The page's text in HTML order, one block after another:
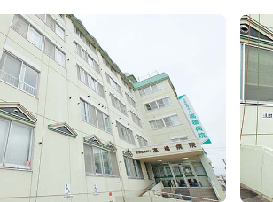
にしているため、メリハリをつけて働く
、病院全体がライフスタイルの変化に
職場を目指している素敵な病院です！
におすすめ★≫
多くが既婚者でママさんナースや今後
方々なので、家庭や子育てへの理解が
合おうという雰囲気のある職場です！
お子さんの体調不良などで早退するこ
応できるようにシフト調整をしている